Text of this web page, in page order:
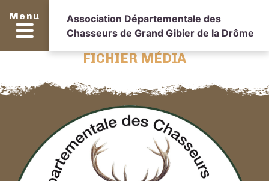
Menu
Association Départementale des
Chasseurs de Grand Gibier de la Drôme
FICHIER MÉDIA